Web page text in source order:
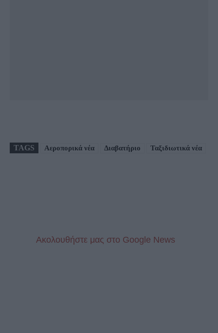
TAGS Αεροπορικά νέα Διαβατήριο Ταξιδιωτικά νέα
Aκολουθήστε μας στo Google News